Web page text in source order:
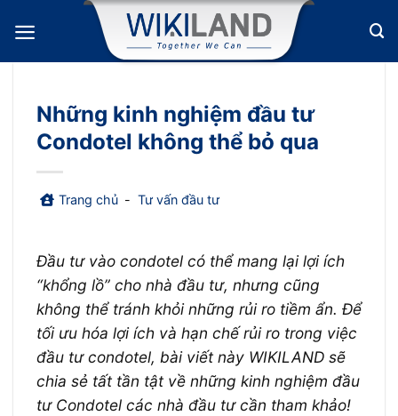
qua
nội
Những kinh nghiệm đầu tư
Condotel không thể bỏ qua
Trang chủ - Tư vấn đầu tư
Đầu tư vào condotel có thể mang lại lợi ích
“khổng lồ” cho nhà đầu tư, nhưng cũng
không thể tránh khỏi những rủi ro tiềm ẩn. Để
tối ưu hóa lợi ích và hạn chế rủi ro trong việc
đầu tư condotel, bài viết này WIKILAND sẽ
chia sẻ tất tần tật về những kinh nghiệm đầu
tư Condotel các nhà đầu tư cần tham khảo!